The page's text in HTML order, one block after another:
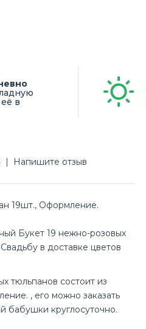
в
| Напишите отзыв
19шт., Оформление.
Букет 19 нежно-розовых
в доставке цветов
тюльпанов состоит из
, его можно заказать
бабушки круглосуточно.